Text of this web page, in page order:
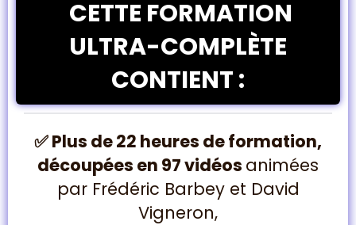
CETTE FORMATION
ULTRA-COMPLÈTE
CONTIENT :
✅Plus de 22 heures de formation,
découpées en 97 vidéos animées
par Frédéric Barbey et David
Vigneron,